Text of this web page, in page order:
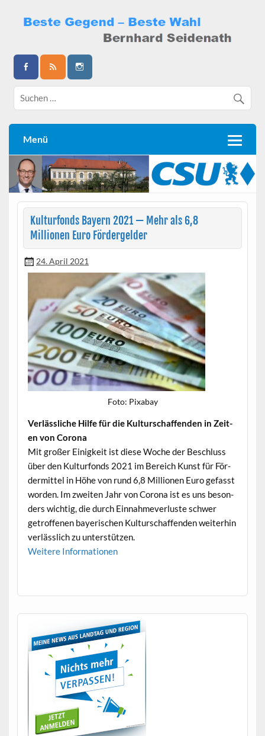
content
Bernhard Seidenath
Menü
Kulturfonds Bayern 2021 — Mehr als 6,8
Millionen Euro Fördergelder
24. April 2021
Foto: Pix­abay
Ver­lässliche Hil­fe für die Kul­turschaf­fend­en in Zeit­
en von Corona
Mit großer Einigkeit ist diese Woche der Beschluss
über den Kul­tur­fonds 2021 im Bere­ich Kun­st für För­
der­mit­tel in Höhe von rund 6,8 Mil­lio­nen Euro gefasst
wor­den. Im zweit­en Jahr von Coro­na ist es uns beson­
ders wichtig, die durch Ein­nah­mev­er­luste schw­er
getrof­fe­nen bay­erischen Kul­turschaf­fend­en weit­er­hin
ver­lässlich zu unterstützen.
Weit­ere Informationen